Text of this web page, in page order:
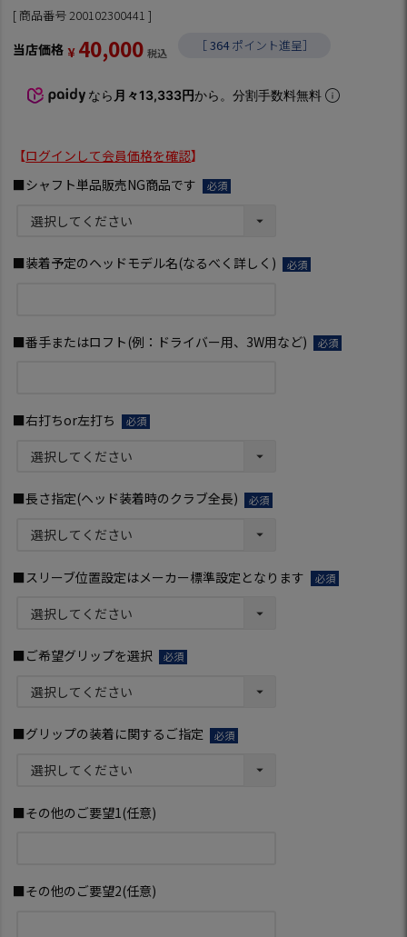
商品番号200102300441
当店価格 ¥ 40,000 税込 ［364 ポイント進呈］
なら 月々13,333円から。分割手数料無料
【ログインして会員価格を確認】
■シャフト単品販売NG商品です
■装着予定のヘッドモデル名(なるべく詳しく)
■番手またはロフト(例：ドライバー用、3W用など)
■右打ちor左打ち
須)
■長さ指定(ヘッド装着時のクラブ全長)
須)
■スリーブ位置設定はメーカー標準設定となります
■ご希望グリップを選択
■グリップの装着に関するご指定
■その他のご要望1(任意)
■その他のご要望2(任意)